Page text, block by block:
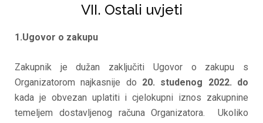
VII. Ostali uvjeti
1.Ugovor o zakupu
Zakupnik je dužan zaključiti Ugovor o zakupu s
Organizatorom najkasnije do 20. studenog 2022. do
kada je obvezan uplatiti i cjelokupni iznos zakupnine
temeljem dostavljenog računa Organizatora. Ukoliko
*